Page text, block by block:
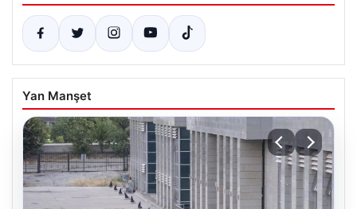
Yan Manşet